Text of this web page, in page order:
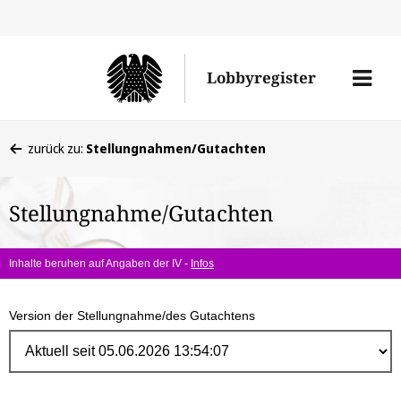
Lobbyregister
Menü
befinden
hier:
zurück zu: Stellungnahmen/Gutachten
Stellungnahme/Gutachten
Inhalte beruhen auf Angaben der IV - Infos
Version der Stellungnahme/des Gutachtens